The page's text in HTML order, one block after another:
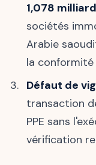
1,078
sociétés
Arabie
la conformité
Défaut de
transaction
PPE sans
vérification